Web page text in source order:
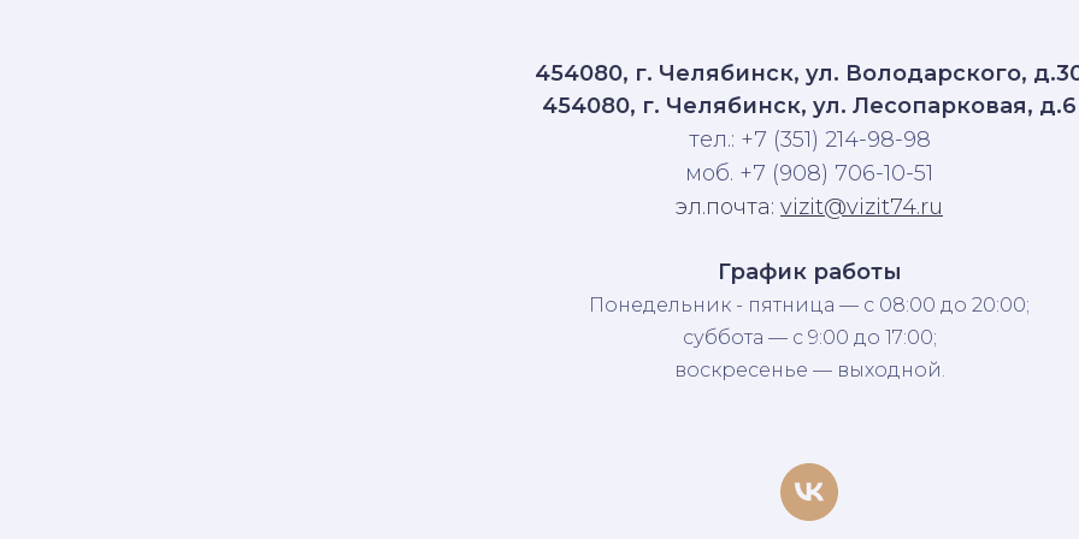
454080, г. Челябинск, ул. Володарского,
454080, г. Челябинск, ул. Лесопарковая, д.6
тел.: +7 (351) 214-98-98
моб. +7 (908) 706-10-51
эл.почта: vizit@vizit74.ru
График работы
Понедельник - пятница — с 08:00 до 20:00;
суббота — с 9:00 до 17:00;
воскресенье — выходной.